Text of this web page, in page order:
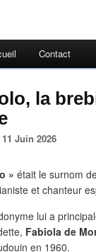
Contact
la
11 Juin 2026
» était le surnom
et chanteur
lui a
Fabiola de
en 1960.